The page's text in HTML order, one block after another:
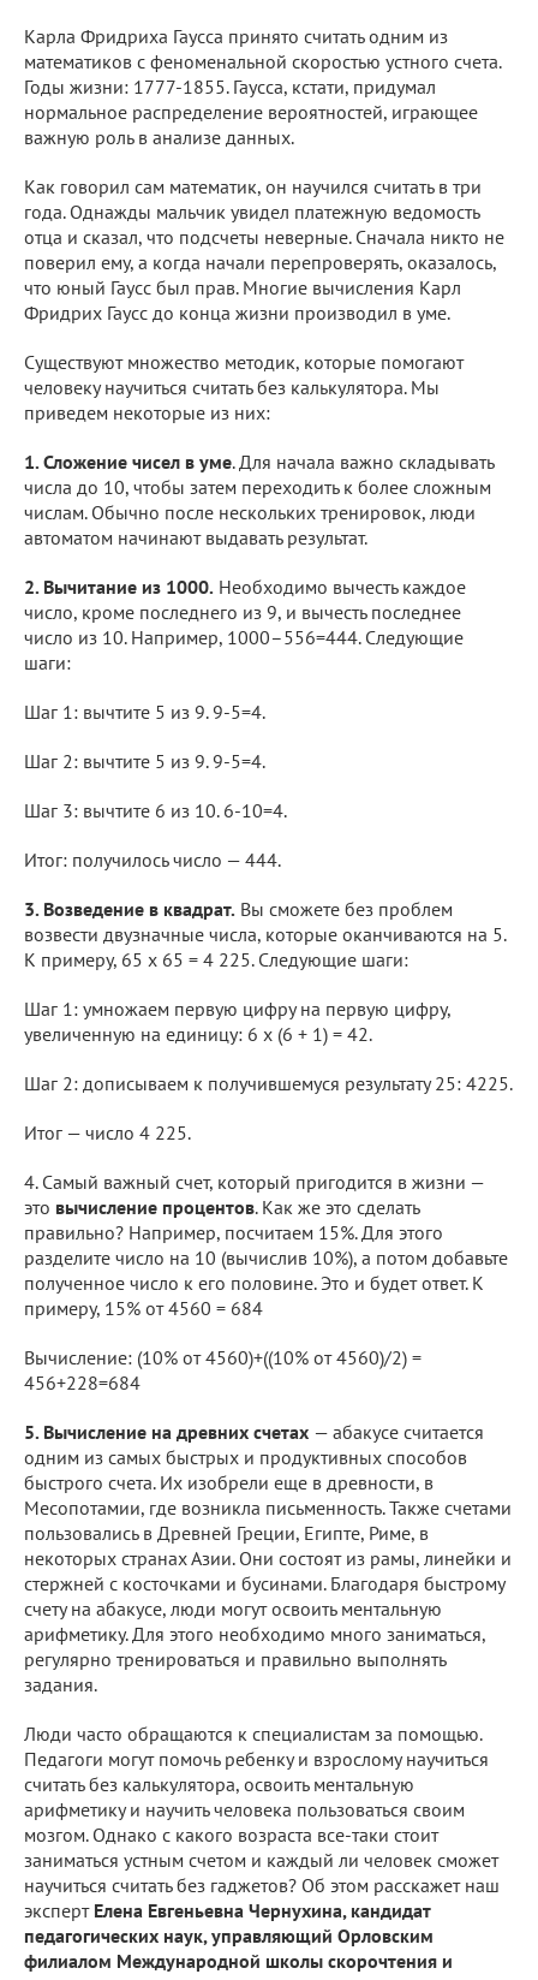
Карла Фридриха Гаусса принято считать одним из
математиков с феноменальной скоростью устного счета.
Годы жизни: 1777-1855. Гаусса, кстати, придумал
нормальное распределение вероятностей, играющее
важную роль в анализе данных.
Как говорил сам математик, он научился считать в три
года. Однажды мальчик увидел платежную ведомость
отца и сказал, что подсчеты неверные. Сначала никто не
поверил ему, а когда начали перепроверять, оказалось,
что юный Гаусс был прав. Многие вычисления Карл
Фридрих Гаусс до конца жизни производил в уме.
Существуют множество методик, которые помогают
человеку научиться считать без калькулятора. Мы
приведем некоторые из них:
1. Сложение чисел в уме. Для начала важно складывать
числа до 10, чтобы затем переходить к более сложным
числам. Обычно после нескольких тренировок, люди
автоматом начинают выдавать результат.
2. Вычитание из 1000. Необходимо вычесть каждое
число, кроме последнего из 9, и вычесть последнее
число из 10. Например, 1000–556=444. Следующие
шаги:
Шаг 1: вычтите 5 из 9. 9-5=4.
Шаг 2: вычтите 5 из 9. 9-5=4.
Шаг 3: вычтите 6 из 10. 6-10=4.
Итог: получилось число — 444.
3. Возведение в квадрат. Вы сможете без проблем
возвести двузначные числа, которые оканчиваются на 5.
К примеру, 65 х 65 = 4 225. Следующие шаги:
Шаг 1: умножаем первую цифру на первую цифру,
увеличенную на единицу: 6 x (6 + 1) = 42.
Шаг 2: дописываем к получившемуся результату 25: 4225.
Итог — число 4 225.
4. Самый важный счет, который пригодится в жизни —
это вычисление процентов. Как же это сделать
правильно? Например, посчитаем 15%. Для этого
разделите число на 10 (вычислив 10%), а потом добавьте
полученное число к его половине. Это и будет ответ. К
примеру, 15% от 4560 = 684
Вычисление: (10% от 4560)+((10% от 4560)/2) =
456+228=684
5. Вычисление на древних счетах — абакусе считается
одним из самых быстрых и продуктивных способов
быстрого счета. Их изобрели еще в древности, в
Месопотамии, где возникла письменность. Также счетами
пользовались в Древней Греции, Египте, Риме, в
некоторых странах Азии. Они состоят из рамы, линейки и
стержней с косточками и бусинами. Благодаря быстрому
счету на абакусе, люди могут освоить ментальную
арифметику. Для этого необходимо много заниматься,
регулярно тренироваться и правильно выполнять
задания.
Люди часто обращаются к специалистам за помощью.
Педагоги могут помочь ребенку и взрослому научиться
считать без калькулятора, освоить ментальную
арифметику и научить человека пользоваться своим
мозгом. Однако с какого возраста все-таки стоит
заниматься устным счетом и каждый ли человек сможет
научиться считать без гаджетов? Об этом расскажет наш
экспертЕлена Евгеньевна Чернухина, кандидат
педагогических наук, управляющий Орловским
филиалом Международной школы скорочтения и